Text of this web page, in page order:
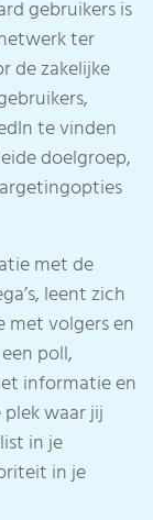
gebruikers is
ter
de zakelijke
te vinden
doelgroep,
met de
leent zich
volgers en
poll,
informatie en
waar jij
in je
in je